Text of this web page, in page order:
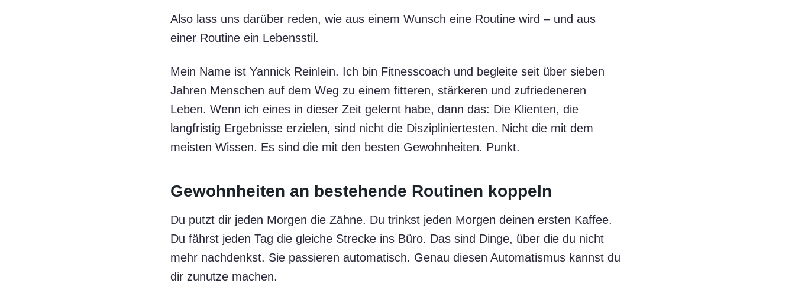
Also lass uns darüber reden, wie aus einem Wunsch eine Routine wird – und aus
einer Routine ein Lebensstil.
Mein Name ist Yannick Reinlein. Ich bin Fitnesscoach und begleite seit über sieben
Jahren Menschen auf dem Weg zu einem fitteren, stärkeren und zufriedeneren
Leben. Wenn ich eines in dieser Zeit gelernt habe, dann das: Die Klienten, die
langfristig Ergebnisse erzielen, sind nicht die Diszipliniertesten. Nicht die mit dem
meisten Wissen. Es sind die mit den besten Gewohnheiten. Punkt.
Gewohnheiten an bestehende Routinen koppeln
Du putzt dir jeden Morgen die Zähne. Du trinkst jeden Morgen deinen ersten Kaffee.
Du fährst jeden Tag die gleiche Strecke ins Büro. Das sind Dinge, über die du nicht
mehr nachdenkst. Sie passieren automatisch. Genau diesen Automatismus kannst du
dir zunutze machen.